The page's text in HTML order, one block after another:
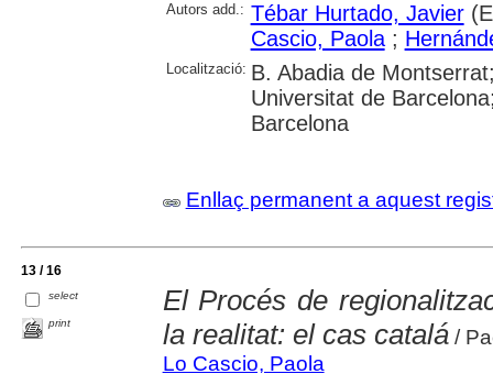
Autors add.: Tébar Hurtado, Javier
Cascio, Paola;
Localització: B. Abadia de
Universitat de
Barcelona
Enllaç permanent a aquest
13 / 16
select
print
El Procés de
la realitat: el cas catalá/
Lo Cascio, Paola